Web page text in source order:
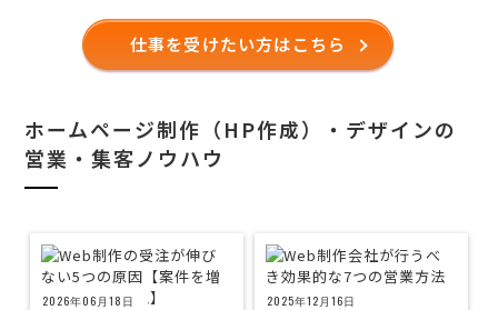
仕事を受けたい方はこちら
ホームページ制作（HP作成）・デザインの
営業・集客ノウハウ
2026年06月18日 2025年12月16日